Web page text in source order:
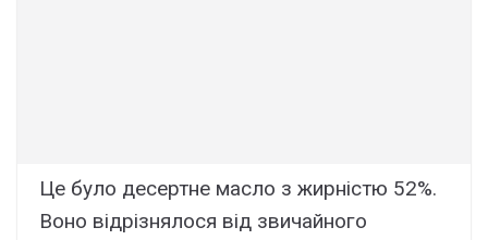
Це було десертне масло з жирністю 52%.
Воно відрізнялося від звичайного